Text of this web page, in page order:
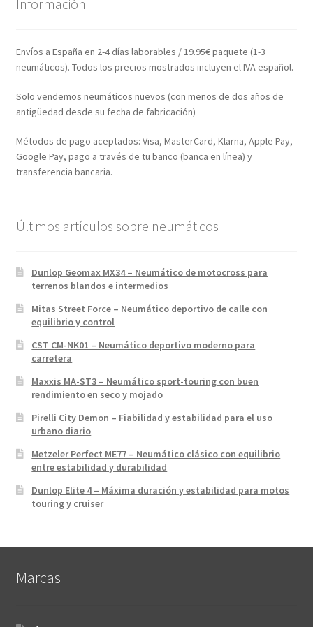
Información
Envíos a España en 2-4 días laborables / 19.95€ paquete (1-3
neumáticos). Todos los precios mostrados incluyen el IVA español.
Solo vendemos neumáticos nuevos (con menos de dos años de
antigüedad desde su fecha de fabricación)
Métodos de pago aceptados: Visa, MasterCard, Klarna, Apple Pay,
Google Pay, pago a través de tu banco (banca en línea) y
transferencia bancaria.
Últimos artículos sobre neumáticos
Dunlop Geomax MX34 – Neumático de motocross para
terrenos blandos e intermedios
Mitas Street Force – Neumático deportivo de calle con
equilibrio y control
CST CM-NK01 – Neumático deportivo moderno para
carretera
Maxxis MA-ST3 – Neumático sport-touring con buen
rendimiento en seco y mojado
Pirelli City Demon – Fiabilidad y estabilidad para el uso
urbano diario
Metzeler Perfect ME77 – Neumático clásico con equilibrio
entre estabilidad y durabilidad
Dunlop Elite 4 – Máxima duración y estabilidad para motos
touring y cruiser
Marcas